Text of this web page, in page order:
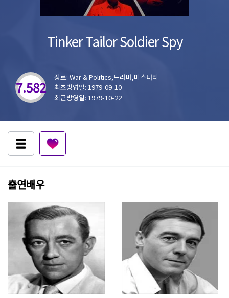
Tinker Tailor Soldier Spy
7.582
장르: War & Politics,드라마,미스터리
최초방영일: 1979-09-10
최근방영일: 1979-10-22
출연배우